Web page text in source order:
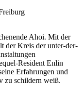
Ahoi. Mit der
der Kreis der unter-der-
Resident Enlin
Erfahrungen und
zu schildern weiß.